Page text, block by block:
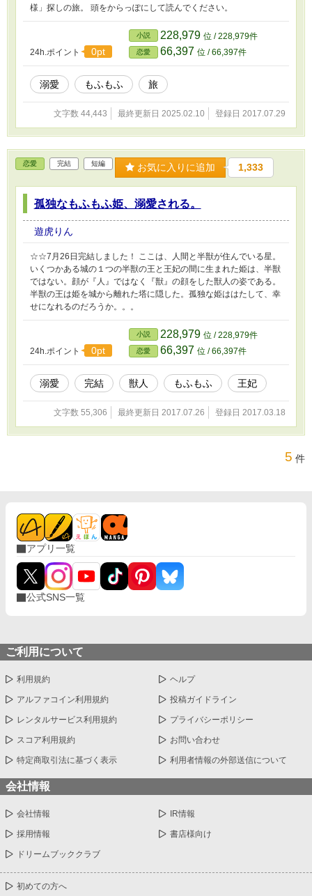
様」探しの旅。 頭をからっぽにして読んでください。
24h.ポイント 0pt
小説 228,979 位 / 228,979件
恋愛 66,397 位 / 66,397件
溺愛 もふもふ 旅
文字数 44,443 最終更新日 2025.02.10 登録日 2017.07.29
恋愛 完結 短編 お気に入りに追加 1,333
孤独なもふもふ姫、溺愛される。
遊虎りん
☆☆7月26日完結しました！ ここは、人間と半獣が住んでいる星。
いくつかある城の１つの半獣の王と王妃の間に生まれた姫は、半獣
ではない。顔が『人』ではなく『獣』の顔をした獣人の姿である。
半獣の王は姫を城から離れた塔に隠した。孤独な姫ははたして、幸
せになれるのだろうか。。。
24h.ポイント 0pt
小説 228,979 位 / 228,979件
恋愛 66,397 位 / 66,397件
溺愛 完結 獣人 もふもふ 王妃
文字数 55,306 最終更新日 2017.07.26 登録日 2017.03.18
5 件
アプリ一覧
公式SNS一覧
ご利用について
利用規約 ヘルプ
アルファコイン利用規約 投稿ガイドライン
レンタルサービス利用規約 プライバシーポリシー
スコア利用規約 お問い合わせ
特定商取引法に基づく表示 利用者情報の外部送信について
会社情報
会社情報 IR情報
採用情報 書店様向け
ドリームブッククラブ
初めての方へ